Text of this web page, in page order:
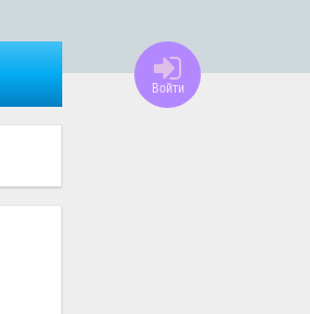
Войти